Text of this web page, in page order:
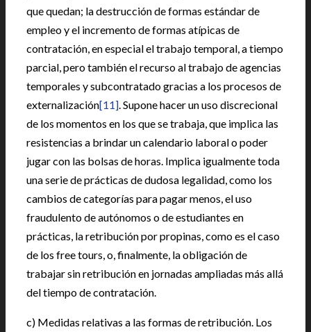
que quedan; la destrucción de formas estándar de
empleo y el incremento de formas atípicas de
contratación, en especial el trabajo temporal, a tiempo
parcial, pero también el recurso al trabajo de agencias
temporales y subcontratado gracias a los procesos de
externalización[11]. Supone hacer un uso discrecional
de los momentos en los que se trabaja, que implica las
resistencias a brindar un calendario laboral o poder
jugar con las bolsas de horas. Implica igualmente toda
una serie de prácticas de dudosa legalidad, como los
cambios de categorías para pagar menos, el uso
fraudulento de autónomos o de estudiantes en
prácticas, la retribución por propinas, como es el caso
de los free tours, o, finalmente, la obligación de
trabajar sin retribución en jornadas ampliadas más allá
del tiempo de contratación.
c) Medidas relativas a las formas de retribución. Los